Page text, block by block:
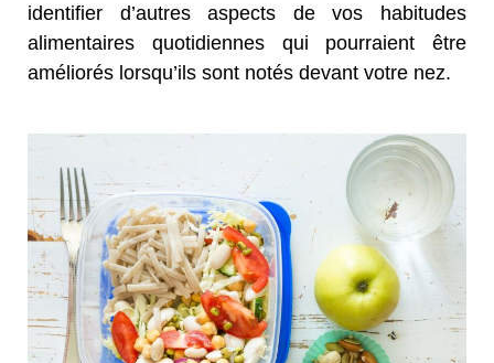
identifier d’autres aspects de vos habitudes
alimentaires quotidiennes qui pourraient être
améliorés lorsqu’ils sont notés devant votre nez.